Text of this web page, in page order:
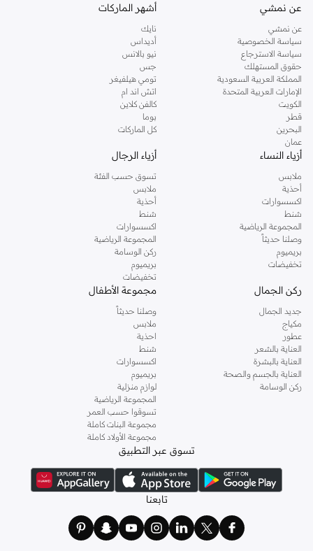
عن نمشي
عن نمشي
سياسة الخصوصية
سياسة الاسترجاع
حقوق المستهلك
المملكة العربية السعودية
الإمارات العربية المتحدة
الكويت
قطر
البحرين
عمان
أشهر الماركات
نايك
أديداس
نيو بالانس
جس
تومي هيلفيغر
اتش اند ام
كالفن كلاين
بوما
كل الماركات
أزياء النساء
ملابس
أحذية
اكسسوارات
شنط
المجموعة الرياضية
وصلنا حديثاً
بريميوم
تخفيضات
أزياء الرجال
تسوق حسب الفئة
ملابس
أحذية
شنط
اكسسوارات
المجموعة الرياضية
ركن الوسامة
بريميوم
تخفيضات
ركن الجمال
جديد الجمال
مكياج
عطور
العناية بالشعر
العناية بالبشرة
العناية بالجسم والصحة
ركن الوسامة
مجموعة الأطفال
وصلنا حديثاً
ملابس
احذية
شنط
اكسسوارات
بريميوم
لوازم منزلية
المجموعة الرياضية
تسوقوا حسب العمر
مجموعة البنات كاملة
مجموعة الأولاد كاملة
تسوق عبر التطبيق
تابعنا